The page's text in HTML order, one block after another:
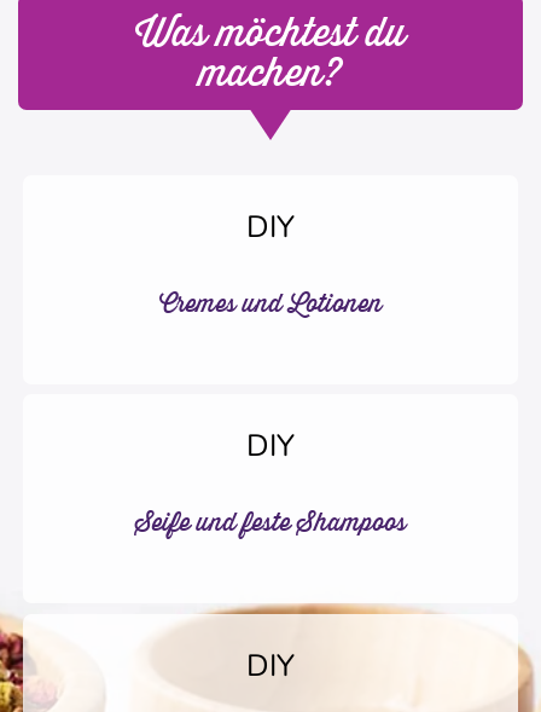
Was möchtest du
machen?
DIY
Cremes und Lotionen
DIY
Seife und feste Shampoos
DIY